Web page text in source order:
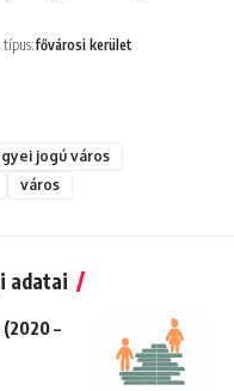
típus:fővárosi kerület
jogú város
város
adatai
–